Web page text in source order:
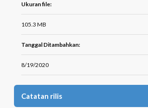
Ukuran file:
105.3 MB
Tanggal Ditambahkan:
8/19/2020
Catatan rilis